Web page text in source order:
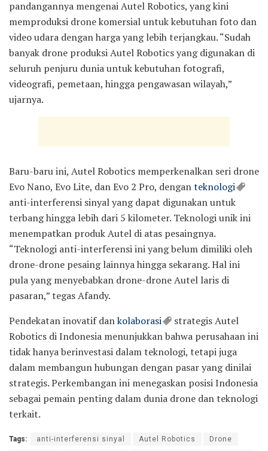
pandangannya mengenai Autel Robotics, yang kini
memproduksi drone komersial untuk kebutuhan foto dan
video udara dengan harga yang lebih terjangkau. “Sudah
banyak drone produksi Autel Robotics yang digunakan di
seluruh penjuru dunia untuk kebutuhan fotografi,
videografi, pemetaan, hingga pengawasan wilayah,”
ujarnya.
Baru-baru ini, Autel Robotics memperkenalkan seri drone
Evo Nano, Evo Lite, dan Evo 2 Pro, denganteknologi
anti-interferensi sinyal yang dapat digunakan untuk
terbang hingga lebih dari 5 kilometer. Teknologi unik ini
menempatkan produk Autel di atas pesaingnya.
“Teknologi anti-interferensi ini yang belum dimiliki oleh
drone-drone pesaing lainnya hingga sekarang. Hal ini
pula yang menyebabkan drone-drone Autel laris di
pasaran,” tegas Afandy.
Pendekatan inovatif dankolaborasi
strategis Autel
Robotics di Indonesia menunjukkan bahwa perusahaan ini
tidak hanya berinvestasi dalam teknologi, tetapi juga
dalam membangun hubungan dengan pasar yang dinilai
strategis. Perkembangan ini menegaskan posisi Indonesia
sebagai pemain penting dalam dunia drone dan teknologi
terkait.
Tags: anti-interferensi sinyal Autel Robotics Drone